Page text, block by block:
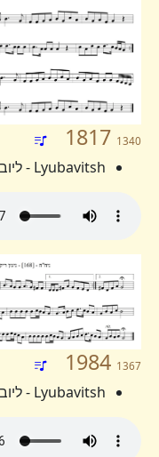
1817 1340
Lyubavitsh - ליובאוויטש
1984 1367
Lyubavitsh - ליובאוויטש